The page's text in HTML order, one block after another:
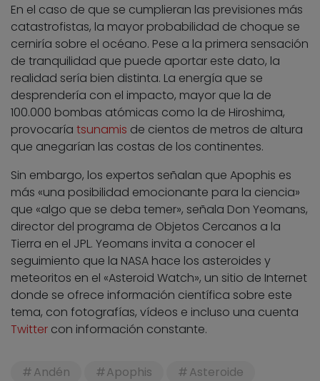
En el caso de que se cumplieran las previsiones más
catastrofistas, la mayor probabilidad de choque se
cerniría sobre el océano. Pese a la primera sensación
de tranquilidad que puede aportar este dato, la
realidad sería bien distinta. La energía que se
desprendería con el impacto, mayor que la de
100.000 bombas atómicas como la de Hiroshima,
provocaría tsunamis de cientos de metros de altura
que anegarían las costas de los continentes.
Sin embargo, los expertos señalan que Apophis es
más «una posibilidad emocionante para la ciencia»
que «algo que se deba temer», señala Don Yeomans,
director del programa de Objetos Cercanos a la
Tierra en el JPL. Yeomans invita a conocer el
seguimiento que la NASA hace los asteroides y
meteoritos en el «Asteroid Watch», un sitio de Internet
donde se ofrece información científica sobre este
tema, con fotografías, vídeos e incluso una cuenta
Twitter con información constante.
Andén Apophis
Asteroide